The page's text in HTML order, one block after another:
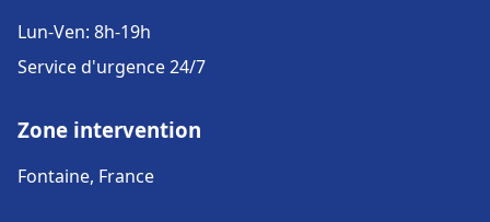
Lun-Ven: 8h-19h
Service d'urgence 24/7
Zone intervention
Fontaine, France